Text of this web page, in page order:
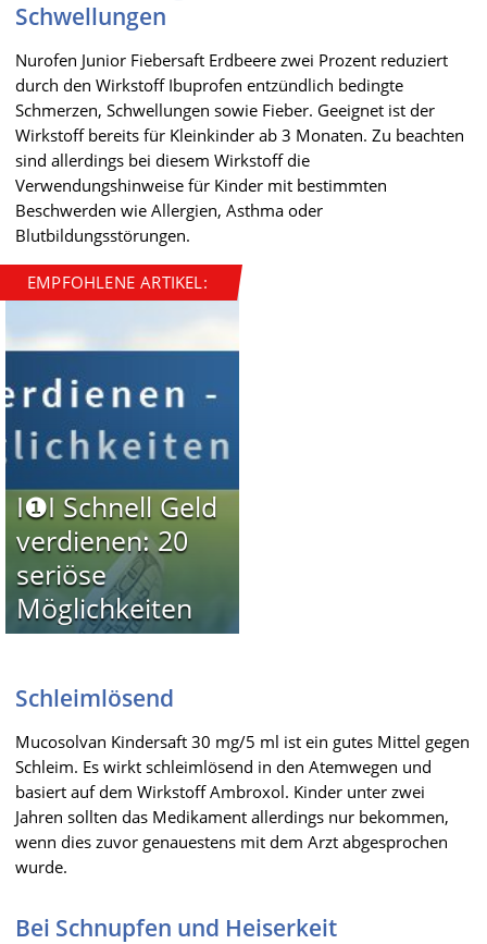
Schwellungen
Nurofen Junior Fiebersaft Erdbeere zwei Prozent reduziert
durch den Wirkstoff Ibuprofen entzündlich bedingte
Schmerzen, Schwellungen sowie Fieber. Geeignet ist der
Wirkstoff bereits für Kleinkinder ab 3 Monaten. Zu beachten
sind allerdings bei diesem Wirkstoff die
Verwendungshinweise für Kinder mit bestimmten
Beschwerden wie Allergien, Asthma oder
Blutbildungsstörungen.
EMPFOHLENE ARTIKEL:
I❶I Schnell Geld
verdienen: 20
seriöse
Möglichkeiten
Schleimlösend
Mucosolvan Kindersaft 30 mg/5 ml ist ein gutes Mittel gegen
Schleim. Es wirkt schleimlösend in den Atemwegen und
basiert auf dem Wirkstoff Ambroxol. Kinder unter zwei
Jahren sollten das Medikament allerdings nur bekommen,
wenn dies zuvor genauestens mit dem Arzt abgesprochen
wurde.
Bei Schnupfen und Heiserkeit